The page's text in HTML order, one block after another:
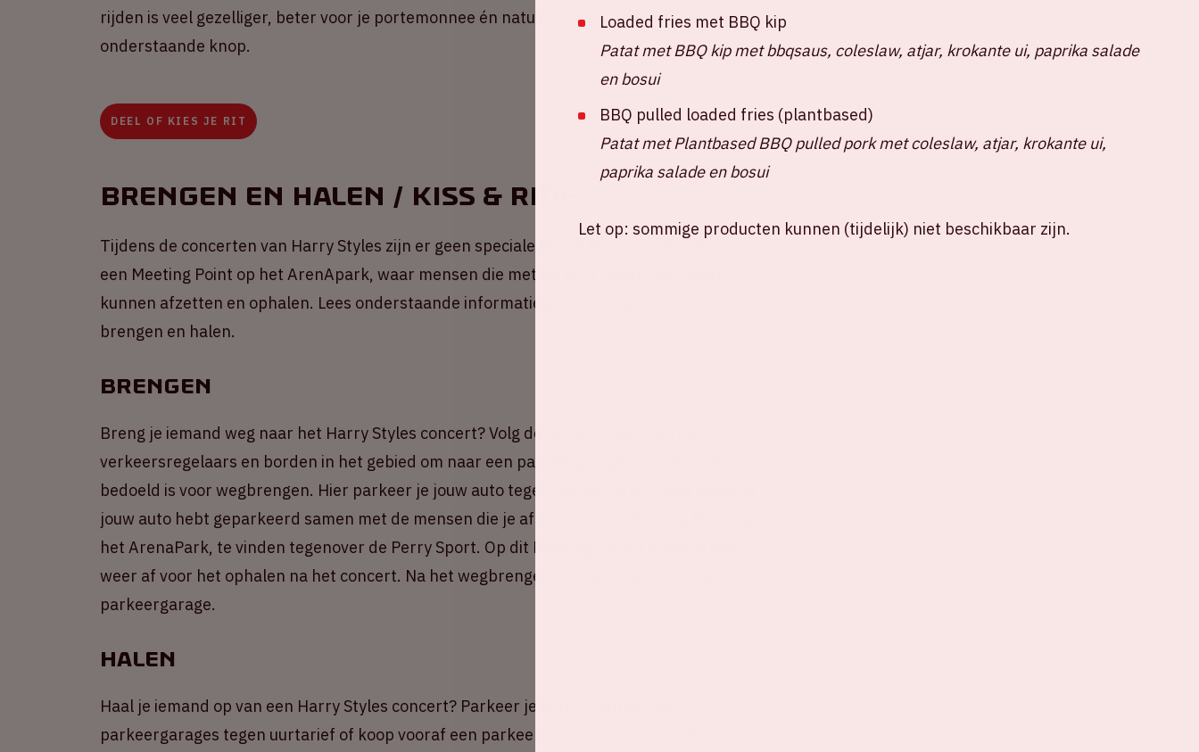
rijden is veel gezelliger, beter voor je portemonnee én natuurlijk het milieu. Druk snel op
onderstaande knop.
DEEL OF KIES JE RIT
Brengen en halen / Kiss & Ride
Tijdens de concerten van Harry Styles zijn er geen speciale Kiss & Ride-locaties. Wel is er
een Meeting Point op het ArenApark, waar mensen die met de auto reizen, bezoekers
kunnen afzetten en ophalen. Lees onderstaande informatie goed door als je iemand wil
brengen en halen.
Brengen
Breng je iemand weg naar het Harry Styles concert? Volg de aanwijzingen van de
verkeersregelaars en borden in het gebied om naar een parkeergarage te rijden die
bedoeld is voor wegbrengen. Hier parkeer je jouw auto tegen het uurtarief. Loop nadat je
jouw auto hebt geparkeerd samen met de mensen die je afzet naar het Meeting Point op
het ArenaPark, te vinden tegenover de Perry Sport. Op dit Meeting Point spreek je ook
weer af voor het ophalen na het concert. Na het wegbrengen vertrek je weer uit de
parkeergarage.
Halen
Haal je iemand op van een Harry Styles concert? Parkeer je auto in één van de
parkeergarages tegen uurtarief of koop vooraf een parkeerkaart voor een van de
Loaded fries met BBQ kip
Patat met BBQ kip met bbqsaus, coleslaw, atjar, krokante ui, paprika salade
en bosui
BBQ pulled loaded fries (plantbased)
Patat met Plantbased BBQ pulled pork met coleslaw, atjar, krokante ui,
paprika salade en bosui
Let op: sommige producten kunnen (tijdelijk) niet beschikbaar zijn.